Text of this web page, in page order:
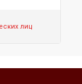
лиц